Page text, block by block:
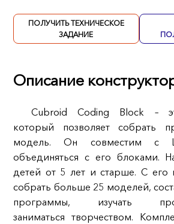
ПОЛУЧИТЬ ТЕХНИЧЕСКОЕ
ЗАДАНИЕ
Описание
Cubroid Coding Block –
который позволяет собрать
модель. Он совместим с
объединяться с его блоками.
детей от 5 лет и старше. С
собрать больше 25 моделей,
программы, изучать
заниматься творчеством.